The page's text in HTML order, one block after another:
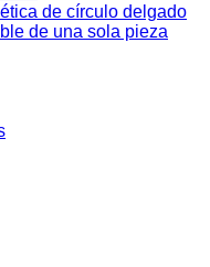
de círculo delgado
de una sola pieza